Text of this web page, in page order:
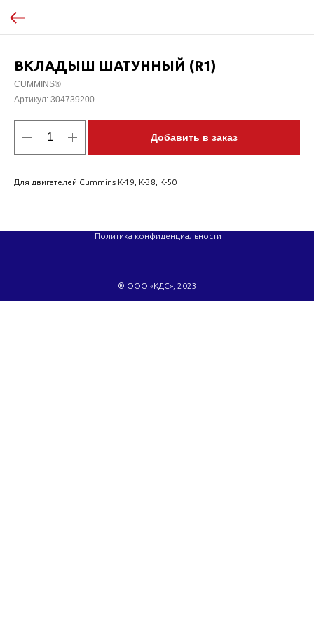
ВКЛАДЫШ ШАТУННЫЙ (R1)
CUMMINS®
Артикул: 304739200
Добавить в заказ
Для двигателей Cummins K-19, K-38, K-50
® ООО «КДС», 2023
Политика конфиденциальности